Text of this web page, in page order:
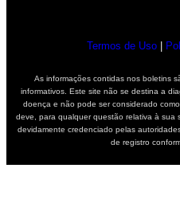
Termos de Uso|
As informações contidas nos boletins
informativos. Este site não se destina a
doença e não pode ser considerado
deve, para qualquer questão relativa à sua
devidamente credenciado pelas
de registro